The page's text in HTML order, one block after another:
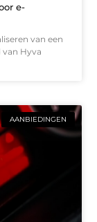
e-
van een
van Hyva
AANBIEDINGEN